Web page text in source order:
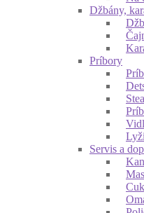
Džbány,
Príbory
Servis a